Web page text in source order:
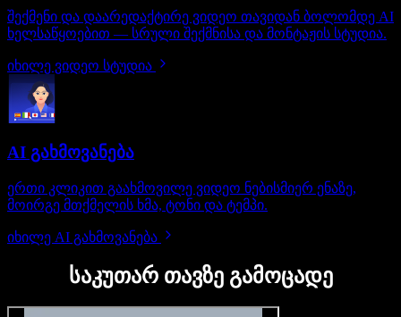
შექმენი და დაარედაქტირე ვიდეო თავიდან ბოლომდე AI
ხელსაწყოებით — სრული შექმნისა და მონტაჟის სტუდია.
იხილე ვიდეო სტუდია
AI გახმოვანება
ერთი კლიკით გაახმოვილე ვიდეო ნებისმიერ ენაზე,
მოირგე მთქმელის ხმა, ტონი და ტემპი.
იხილე AI გახმოვანება
საკუთარ თავზე გამოცადე